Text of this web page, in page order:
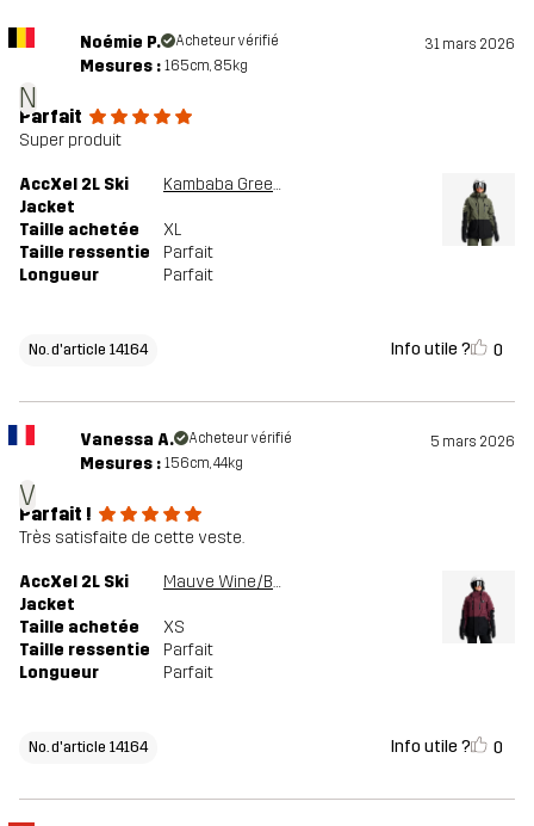
N
Noémie P. Acheteur vérifié 31 mars 2026
Mesures : 165cm, 85kg
Parfait
Super produit
AccXel 2L Ski
Jacket
Kambaba Green/Black
Taille achetée
XL
Taille ressentie
Parfait
Longueur
Parfait
No. d'article 14164 Info utile ? 0
V
Vanessa A. Acheteur vérifié 5 mars 2026
Mesures : 156cm, 44kg
Parfait !
Très satisfaite de cette veste.
AccXel 2L Ski
Jacket
Mauve Wine/Black
Taille achetée
XS
Taille ressentie
Parfait
Longueur
Parfait
No. d'article 14164 Info utile ? 0